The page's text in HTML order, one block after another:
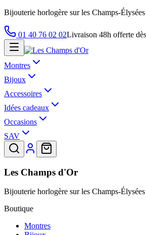
Bijouterie horlogère sur les Champs-
01 40 76 02 02Livraison 48h offerte
Montres
Bijoux
Accessoires
Idées cadeaux
Occasions
SAV
Les Champs d'Or
Bijouterie horlogère sur les Champs-
Boutique
Montres